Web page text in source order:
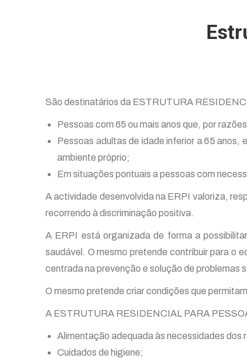
São destinatários da ESTRUTURA
Pessoas com 65 ou mais anos que, por
Pessoas adultas de idade inferior a 65
ambiente próprio;
Em situações pontuais a pessoas com
A actividade desenvolvida na ERPI valoriza,
recorrendo à discriminação positiva.
A ERPI está organizada de forma a
saudável. O mesmo pretende contribuir para o
centrada na prevenção e solução de
O mesmo pretende criar condições que
A ESTRUTURA RESIDENCIAL PARA
Alimentação adequada às necessidades
Cuidados de higiene;